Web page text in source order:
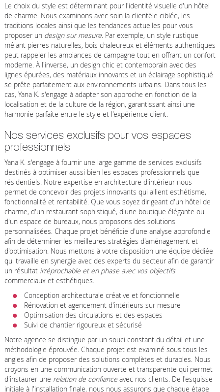
Le choix du style est déterminant pour l'identité visuelle d'un hôtel
de charme. Nous examinons avec soin la clientèle ciblée, les
traditions locales ainsi que les tendances actuelles pour vous
proposer un design sur mesure. Par exemple, un style rustique
mêlant pierres naturelles, bois chaleureux et éléments authentiques
peut rappeler les ambiances de campagne tout en offrant un confort
moderne. À l'inverse, un design chic et contemporain avec des
lignes épurées, des matériaux innovants et un éclairage sophistiqué
se prête parfaitement aux environnements urbains. Dans tous les
cas, Yana K. s'engage à adapter son approche en fonction de la
localisation et de la culture de la région, garantissant ainsi une
harmonie parfaite entre le style et l'expérience client.
Nos services exclusifs pour vos espaces
professionnels
Yana K. s'engage à fournir une large gamme de services exclusifs
destinés à optimiser aussi bien les espaces professionnels que
résidentiels. Notre expertise en architecture d'intérieur nous
permet de concevoir des projets innovants qui allient esthétisme,
fonctionnalité et rentabilité. Que vous soyez dirigeant d'un hôtel de
charme, d'un restaurant sophistiqué, d'une boutique élégante ou
d'un espace de bureaux, nous proposons des solutions
personnalisées. Chaque projet bénéficie d'une analyse approfondie
afin de déterminer les meilleures stratégies d'aménagement et
d'optimisation. Nous mettons à votre disposition une équipe dédiée
qui travaille en synergie avec des experts du secteur afin de garantir
un résultat irréprochable et en phase avec vos objectifs
commerciaux et esthétiques.
Conception architecturale créative et fonctionnelle
Rénovation et agencement d'intérieurs sur mesure
Optimisation des circulations et des espaces
Suivi de chantier rigoureux et sécurisé
Notre agence se distingue par un souci constant du détail et une
méthodologie éprouvée. Chaque projet est examiné sous tous les
angles afin de proposer des solutions complètes et durables. Nous
croyons en une communication ouverte et transparente qui permet
d'instaurer une relation de confianceavec nos clients. De l'esquisse
initiale à l'installation finale, nous nous assurons que chaque étape